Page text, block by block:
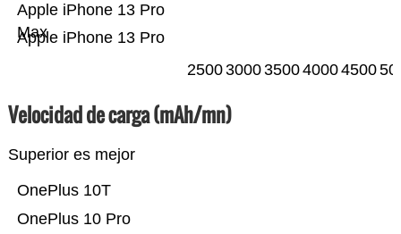
Apple iPhone 13 Pro
Apple iPhone 13 Pro
Max
25003000350040004500
Velocidad de carga (mAh/mn)
Superior es mejor
OnePlus 10 Pro
OnePlus 10T